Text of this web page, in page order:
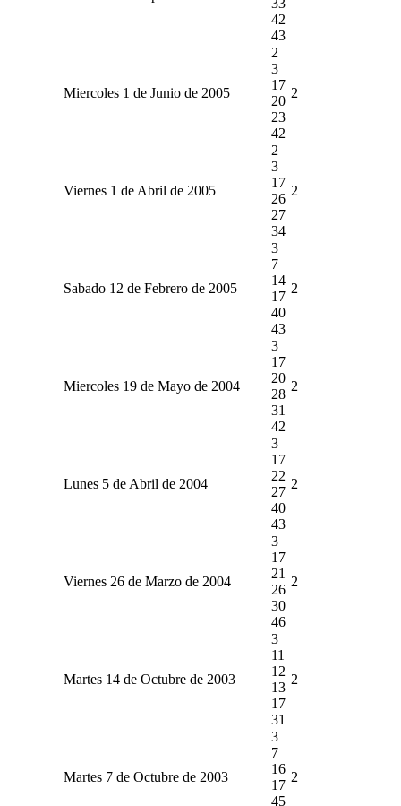
42
43
Miercoles 1 de Junio de 2005
2
3
17
20
23
42
2
Viernes 1 de Abril de 2005
2
3
17
26
27
34
2
Sabado 12 de Febrero de 2005
3
7
14
17
40
43
2
Miercoles 19 de Mayo de 2004
3
17
20
28
31
42
2
Lunes 5 de Abril de 2004
3
17
22
27
40
43
2
Viernes 26 de Marzo de 2004
3
17
21
26
30
46
2
Martes 14 de Octubre de 2003
3
11
12
13
17
31
2
Martes 7 de Octubre de 2003
3
7
16
17
45
2